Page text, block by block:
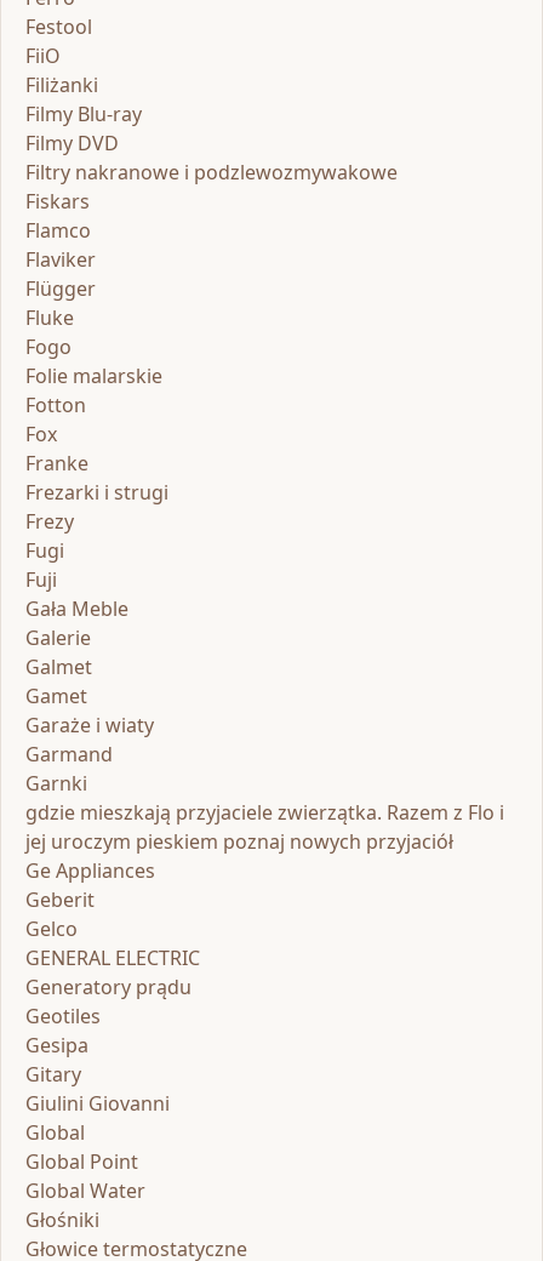
Festool
FiiO
Filiżanki
Filmy Blu-ray
Filmy DVD
Filtry nakranowe i podzlewozmywakowe
Fiskars
Flamco
Flaviker
Flügger
Fluke
Fogo
Folie malarskie
Fotton
Fox
Franke
Frezarki i strugi
Frezy
Fugi
Fuji
Gała Meble
Galerie
Galmet
Gamet
Garaże i wiaty
Garmand
Garnki
gdzie mieszkają przyjaciele zwierzątka. Razem z Flo i
jej uroczym pieskiem poznaj nowych przyjaciół
Ge Appliances
Geberit
Gelco
GENERAL ELECTRIC
Generatory prądu
Geotiles
Gesipa
Gitary
Giulini Giovanni
Global
Global Point
Global Water
Głośniki
Głowice termostatyczne